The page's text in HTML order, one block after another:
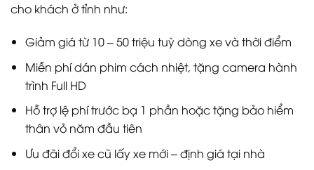
cho khách ở tỉnh như:
Giảm giá từ 10 – 50 triệu tuỳ dòng xe và thời điểm
Miễn phí dán phim cách nhiệt, tặng camera hành
trình Full HD
Hỗ trợ lệ phí trước bạ 1 phần hoặc tặng bảo hiểm
thân vỏ năm đầu tiên
Ưu đãi đổi xe cũ lấy xe mới – định giá tại nhà